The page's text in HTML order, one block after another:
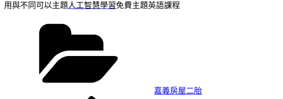
用與不同可以主題人工智慧學習免費主題英語課程
嘉義房屋二胎